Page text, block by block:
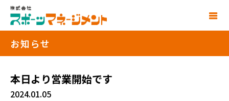
お知らせ
本日より営業開始です
2024.01.05